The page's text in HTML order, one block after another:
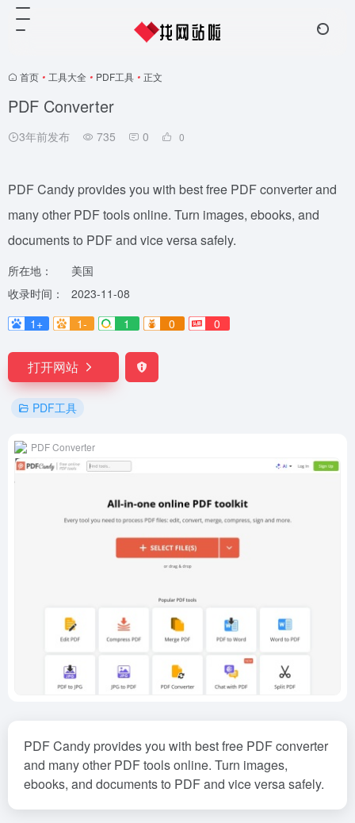
首页 • 工具大全 • PDF工具 • 正文
PDF Converter
3年前发布 735 0 0
PDF Candy provides you with best free PDF converter and
many other PDF tools online. Turn images, ebooks, and
documents to PDF and vice versa safely.
所在地：
美国
收录时间：
2023-11-08
1+
1- 1 0 0
打开网站
PDF工具
PDF Converter
PDF Candy provides you with best free PDF converter
and many other PDF tools online. Turn images,
ebooks, and documents to PDF and vice versa safely.